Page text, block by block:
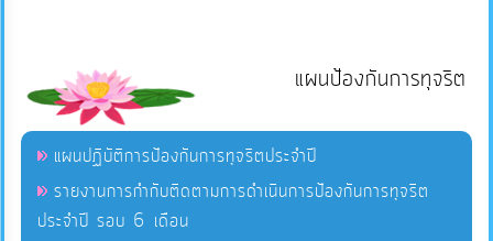
แผนป้องกันการทุจริต
แผนปฏิบัติการป้องกันการทุจริตประจำปี
รายงานการกำกับติดตามการดำเนินการป้องกันการทุจริต
ประจำปี รอบ 6 เดือน